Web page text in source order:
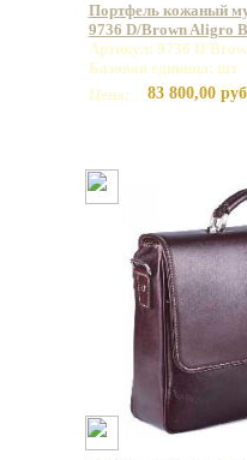
Портфель кожаный
9736 D/Brown Aligro
Артикул: 9736 D/
Базовая единица: шт
Цена:
83 800,00